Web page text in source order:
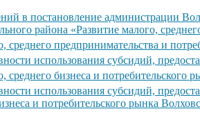
в постановление администрации
района «Развитие малого,
предпринимательства и
использования субсидий,
бизнеса и потребительского
использования субсидий,
и потребительского рынка